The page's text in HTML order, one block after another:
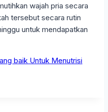
wajah pria secara
tersebut secara rutin
untuk mendapatkan
baik Untuk Menutrisi